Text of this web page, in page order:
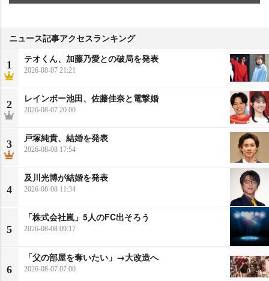
ニュース記事アクセスランキング
1
テオくん、加藤乃愛との破局を発表
2026-08-07 21:21
2
レインボー池田、佐藤佳奈と電撃婚
2026-08-07 20:00
3
戸塚純貴、結婚を発表
2026-08-08 17:54
4
及川光博が結婚を発表
2026-08-08 11:34
5
「株式会社嵐」5人のFC出そろう
2026-08-08 09:17
6
「父の部屋を奪いたい」→大改造へ
2026-08-07 07:00